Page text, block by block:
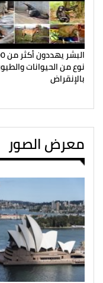
نوع من الحيوانات
بالإنقراض
معرض الصور